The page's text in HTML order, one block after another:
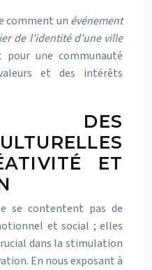
comment un événement
de l’identité d’une ville
une communauté
et des intérêts
DES
ET
se contentent pas de
et social ; elles
dans la stimulation
En nous exposant à